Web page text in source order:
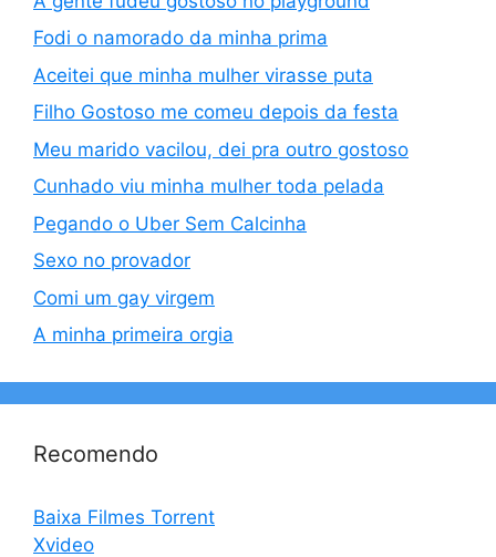
Fodi o namorado da minha prima
Aceitei que minha mulher virasse puta
Filho Gostoso me comeu depois da festa
Meu marido vacilou, dei pra outro gostoso
Cunhado viu minha mulher toda pelada
Pegando o Uber Sem Calcinha
Sexo no provador
Comi um gay virgem
A minha primeira orgia
Recomendo
Baixa Filmes Torrent
Xvideo